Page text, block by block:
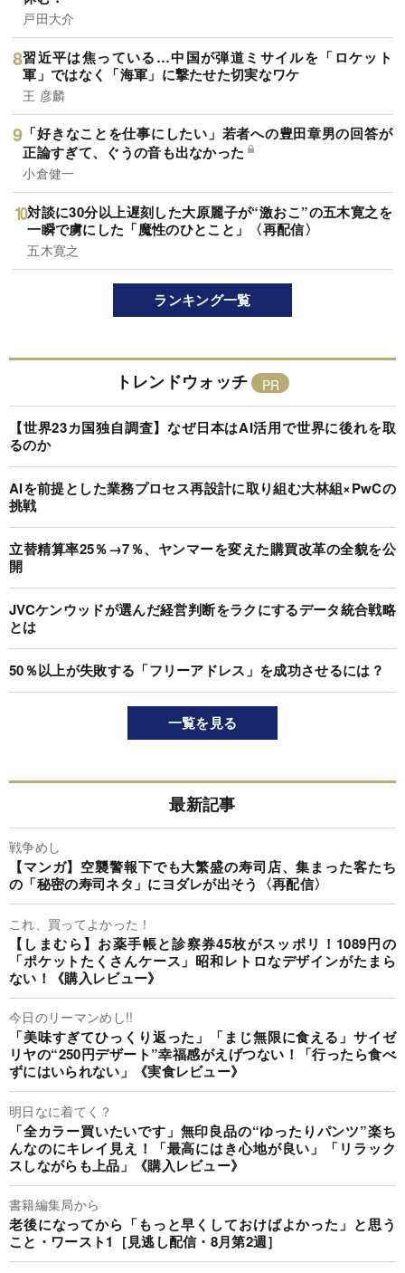
戸田大介
習近平は焦っている…中国が弾道ミサイルを「ロケット
軍」ではなく「海軍」に撃たせた切実なワケ
王 彦麟
「好きなことを仕事にしたい」若者への豊田章男の回答が
正論すぎて、ぐうの音も出なかった
小倉健一
対談に30分以上遅刻した大原麗子が“激おこ”の五木寛之を
一瞬で虜にした「魔性のひとこと」〈再配信〉
五木寛之
ランキング一覧
トレンドウォッチ
【世界23カ国独自調査】なぜ日本はAI活用で世界に後れを取
るのか
AIを前提とした業務プロセス再設計に取り組む大林組×PwCの
挑戦
立替精算率25％→7％、ヤンマーを変えた購買改革の全貌を公
開
JVCケンウッドが選んだ経営判断をラクにするデータ統合戦略
とは
50％以上が失敗する「フリーアドレス」を成功させるには？
一覧を見る
最新記事
戦争めし
【マンガ】空襲警報下でも大繁盛の寿司店、集まった客たち
の「秘密の寿司ネタ」にヨダレが出そう〈再配信〉
これ、買ってよかった！
【しまむら】お薬手帳と診察券45枚がスッポリ！1089円の
「ポケットたくさんケース」昭和レトロなデザインがたまら
ない！《購入レビュー》
今日のリーマンめし!!
「美味すぎてひっくり返った」「まじ無限に食える」サイゼ
リヤの“250円デザート”幸福感がえげつない！「行ったら食べ
ずにはいられない」《実食レビュー》
明日なに着てく？
「全カラー買いたいです」無印良品の“ゆったりパンツ”楽ち
んなのにキレイ見え！「最高にはき心地が良い」「リラック
スしながらも上品」《購入レビュー》
書籍編集局から
老後になってから「もっと早くしておけばよかった」と思う
こと・ワースト1［見逃し配信・8月第2週］